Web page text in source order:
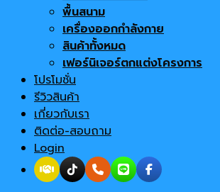
พื้นสนาม
เครื่องออกกำลังกาย
สินค้าทั้งหมด
เฟอร์นิเจอร์ตกแต่งโครงการ
โปรโมชั่น
รีวิวสินค้า
เกี่ยวกับเรา
ติดต่อ-สอบถาม
Login